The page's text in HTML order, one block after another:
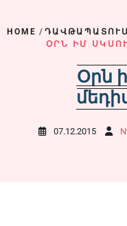
HOME /
ՕՐՆ ԻՄ
Օրն
07.12.2015